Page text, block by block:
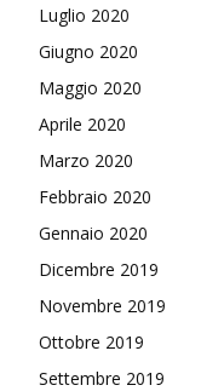
Luglio 2020
Giugno 2020
Maggio 2020
Aprile 2020
Marzo 2020
Febbraio 2020
Gennaio 2020
Dicembre 2019
Novembre 2019
Ottobre 2019
Settembre 2019